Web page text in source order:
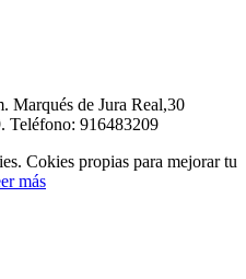
Marqués de Jura Real,30
Teléfono: 916483209
Cokies propias para mejorar tu
más